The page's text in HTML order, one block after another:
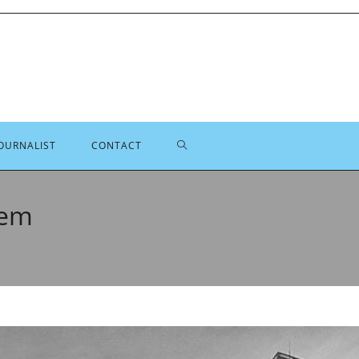
CONTACT TOGGLE